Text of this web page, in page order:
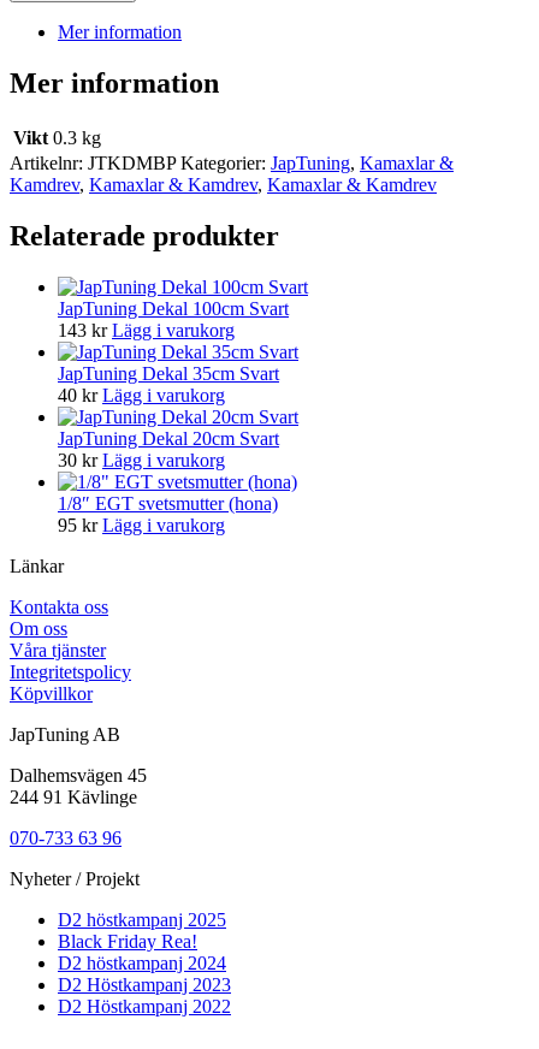
Mer information
Mer information
Vikt 0.3 kg
Artikelnr: JTKDMBP Kategorier: JapTuning, Kamaxlar &
Kamdrev, Kamaxlar & Kamdrev, Kamaxlar & Kamdrev
Relaterade produkter
JapTuning Dekal 100cm Svart
143 kr Lägg i varukorg
JapTuning Dekal 35cm Svart
40 kr Lägg i varukorg
JapTuning Dekal 20cm Svart
30 kr Lägg i varukorg
1/8″ EGT svetsmutter (hona)
95 kr Lägg i varukorg
Länkar
Kontakta oss
Om oss
Våra tjänster
Integritetspolicy
Köpvillkor
JapTuning AB
Dalhemsvägen 45
244 91 Kävlinge
070-733 63 96
Nyheter / Projekt
D2 höstkampanj 2025
Black Friday Rea!
D2 höstkampanj 2024
D2 Höstkampanj 2023
D2 Höstkampanj 2022